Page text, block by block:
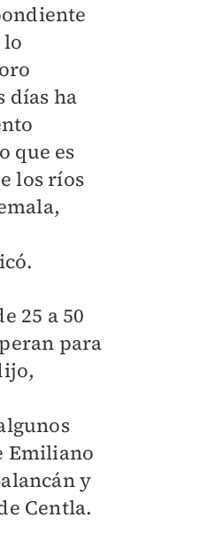
días ha
que es
los ríos
25 a 50
para
Emiliano
y
Centla.